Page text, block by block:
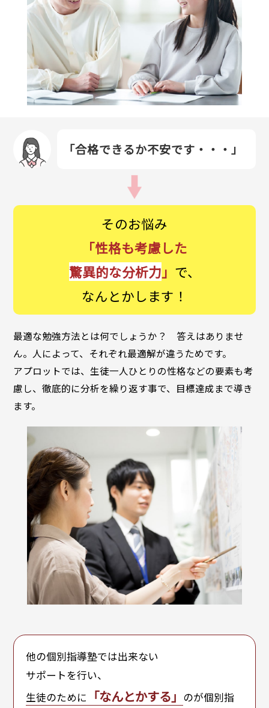
「合格できるか不安です・・・」
そのお悩み
「性格も考慮した
驚異的な分析力 」 で、
なんとかします！
最適な勉強方法とは何でしょうか？ 答えはありませ
ん。人によって、それぞれ最適解が違うためです。
アプロットでは、生徒一人ひとりの性格などの要素も考
慮し、徹底的に分析を繰り返す事で、目標達成まで導き
ます。
他の個別指導塾では出来ない
サポートを行い、
生徒のために
「なんとかする」 のが個別指